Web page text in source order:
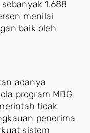
1.688
menilai
baik oleh
adanya
program MBG
tidak
penerima
sistem